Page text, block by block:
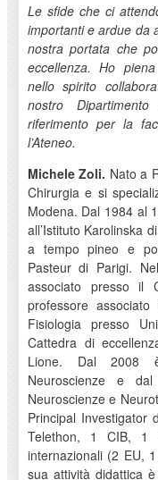
Le sfide che ci
importanti e ardue da
nostra portata che
eccellenza. Ho
nello spirito
nostro
riferimento per la
l’Ateneo.
Michele Zoli. Nato a
Chirurgia e si
Modena. Dal 1984 al
all’Istituto Karolinska
a tempo pineo e
Pasteur di Parigi.
associato presso
professore
Fisiologia presso
Cattedra di
Lione. Dal 2008
Neuroscienze e
Neuroscienze e
Principal Investigator
Telethon, 1 CIB,
internazionali (2 EU,
sua attività didattica